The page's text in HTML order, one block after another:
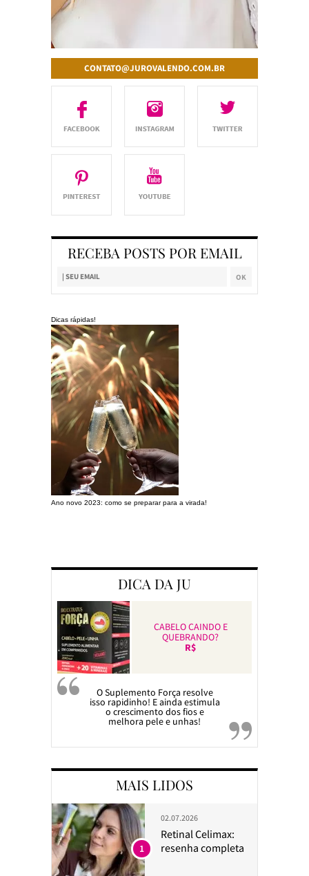
CONTATO@JUROVALENDO.COM.BR
RECEBA POSTS POR EMAIL
Dicas rápidas!
Ano novo 2023: como se preparar para a virada!
DICA DA JU
CABELO CAINDO E
QUEBRANDO?
R$
O Suplemento Força resolve
isso rapidinho! E ainda estimula
o crescimento dos fios e
melhora pele e unhas!
MAIS LIDOS
02.07.2026
Retinal Celimax:
resenha completa
1